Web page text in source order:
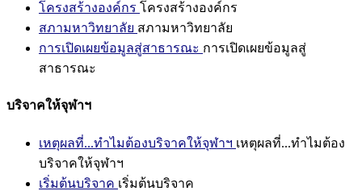
โครงสร้างองค์กร โครงสร้างองค์กร
สภามหาวิทยาลัย สภามหาวิทยาลัย
การเปิดเผยข้อมูลสู่สาธารณะ การเปิดเผยข้อมูลสู่
สาธารณะ
บริจาคให้จุฬาฯ
เหตุผลที่...ทำไมต้องบริจาคให้จุฬาฯ เหตุผลที่...ทำไมต้อง
บริจาคให้จุฬาฯ
เริ่มต้นบริจาค เริ่มต้นบริจาค